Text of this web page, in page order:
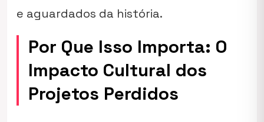
e aguardados da história.
Por Que Isso Importa: O
Impacto Cultural dos
Projetos Perdidos